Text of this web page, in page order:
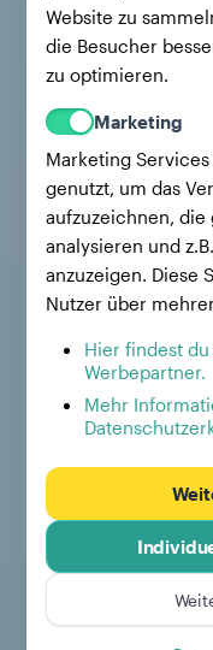
Website zu
die Besucher
zu optimieren.
Marketing
Marketing
genutzt, um das
aufzuzeichnen, die
analysieren und
anzuzeigen. Diese
Nutzer über
Hier findest
Werbepartner.
Mehr